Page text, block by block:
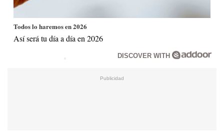
Todos lo haremos en 2026
Así será tu día a día en 2026
DISCOVER WITH